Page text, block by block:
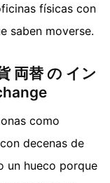
físicas con
saben moverse.
両替 の イン
como
decenas de
un hueco porque